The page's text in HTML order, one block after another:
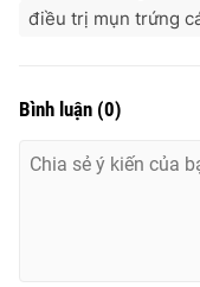
điều trị mụn trứng
Bình luận (0)